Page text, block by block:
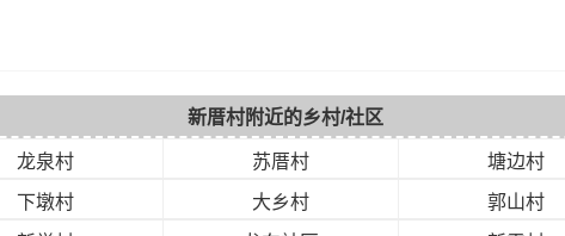
新厝村附近的乡村/社区
龙泉村 苏厝村
塘边村
下墩村
大乡村
郭山村